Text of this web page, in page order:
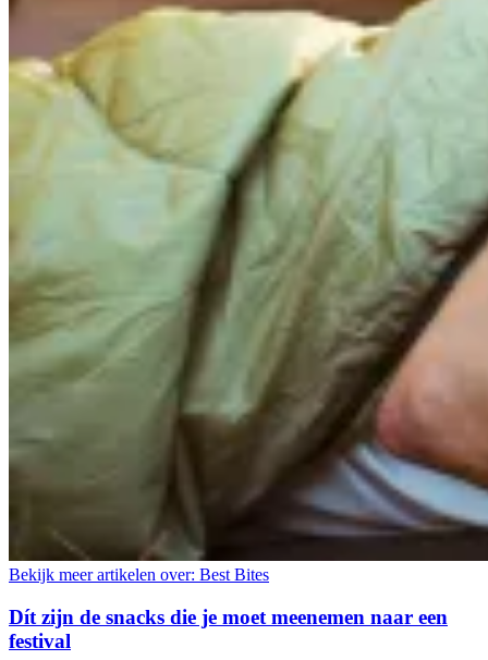
Bekijk meer artikelen over: Best Bites
Dít zijn de snacks die je moet meenemen naar een
festival